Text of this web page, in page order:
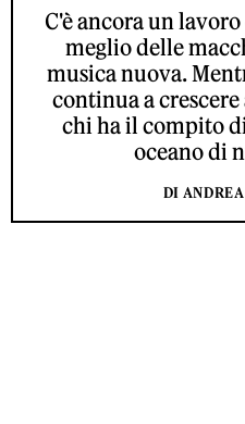
C'è ancora un
meglio delle
musica nuova.
continua a
chi ha il compito
oceano di
DI